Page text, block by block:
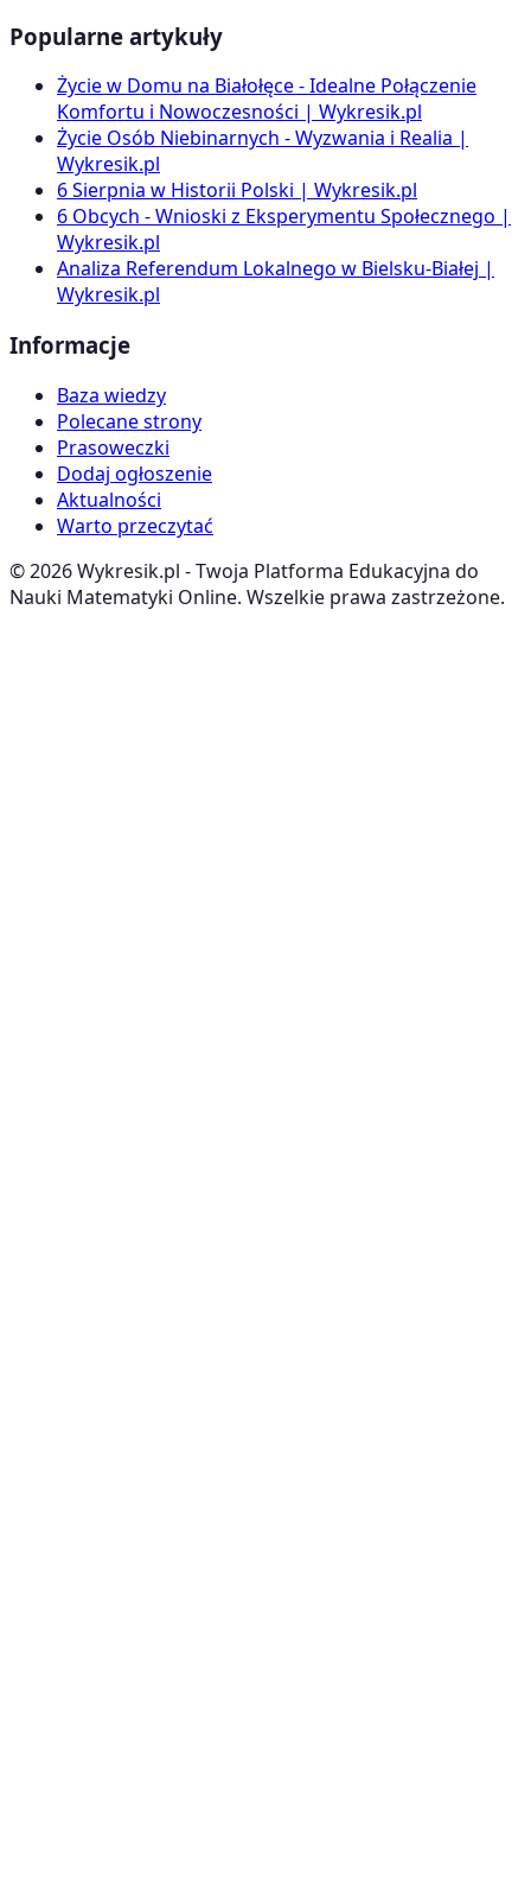
Popularne artykuły
Życie w Domu na Białołęce - Idealne Połączenie
Komfortu i Nowoczesności | Wykresik.pl
Życie Osób Niebinarnych - Wyzwania i Realia |
Wykresik.pl
6 Sierpnia w Historii Polski | Wykresik.pl
6 Obcych - Wnioski z Eksperymentu Społecznego |
Wykresik.pl
Analiza Referendum Lokalnego w Bielsku-Białej |
Wykresik.pl
Informacje
Baza wiedzy
Polecane strony
Prasoweczki
Dodaj ogłoszenie
Aktualności
Warto przeczytać
©2026Wykresik.pl - Twoja Platforma Edukacyjna do
Nauki Matematyki Online. Wszelkie prawa zastrzeżone.